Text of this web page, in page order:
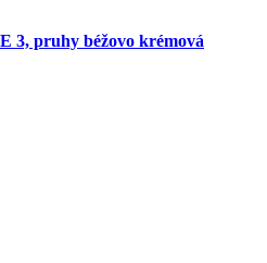
3, pruhy béžovo krémová